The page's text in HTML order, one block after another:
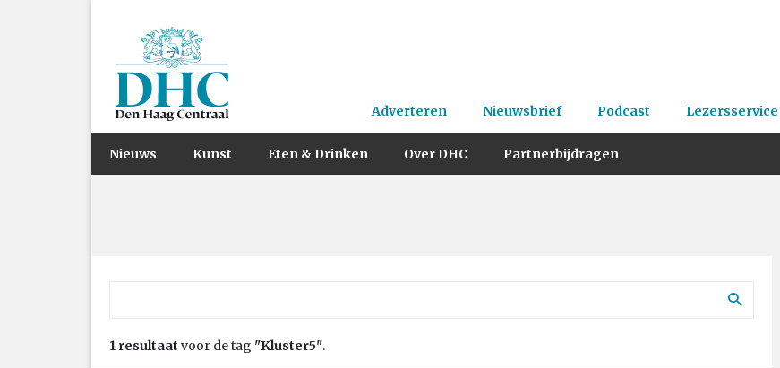
Adverteren Nieuwsbrief Podcast Lezersservice
Nieuws Kunst Eten & Drinken Over DHC Partnerbijdragen
1 resultaat voor de tag "Kluster5".